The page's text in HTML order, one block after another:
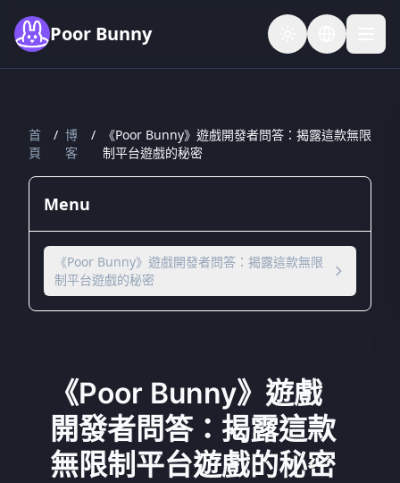
Poor Bunny
首
頁
/ 博
客
/
《Poor Bunny》遊戲開發者問答：揭露這款無限
制平台遊戲的秘密
Menu
《Poor Bunny》遊戲開發者問答：揭露這款無限
制平台遊戲的秘密
《Poor Bunny》遊戲
開發者問答：揭露這款
無限制平台遊戲的秘密